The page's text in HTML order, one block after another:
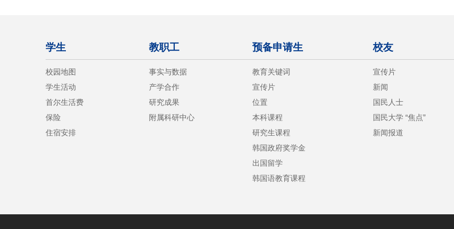
学生
校园地图
学生活动
首尔生活费
保险
住宿安排
教职工
事实与数据
产学合作
研究成果
附属科研中心
预备申请生
教育关键词
宣传片
位置
本科课程
研究生课程
韩国政府奖学金
出国留学
韩国语教育课程
校友
宣传片
新闻
国民人士
国民大学 “焦点”
新闻报道